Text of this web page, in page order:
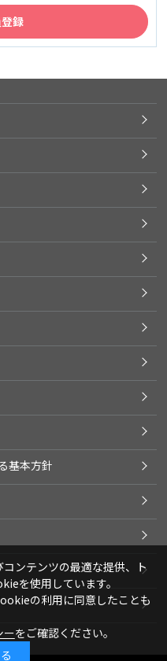
基本方針
ンテンツの最適な提供、ト
を使用しています。
の利用に同意したことも
ーをご確認ください。